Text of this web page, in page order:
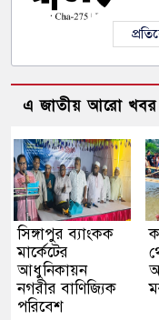
এ জাতীয় আরো খবর
সিঙ্গাপুর ব্যাংকক
মার্কেটের
আধুনিকায়ন
নগরীর বাণিজ্যিক
পরিবেশ